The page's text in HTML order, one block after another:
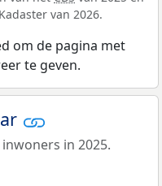
van 2026.
om de pagina met
te geven.
in 2025.